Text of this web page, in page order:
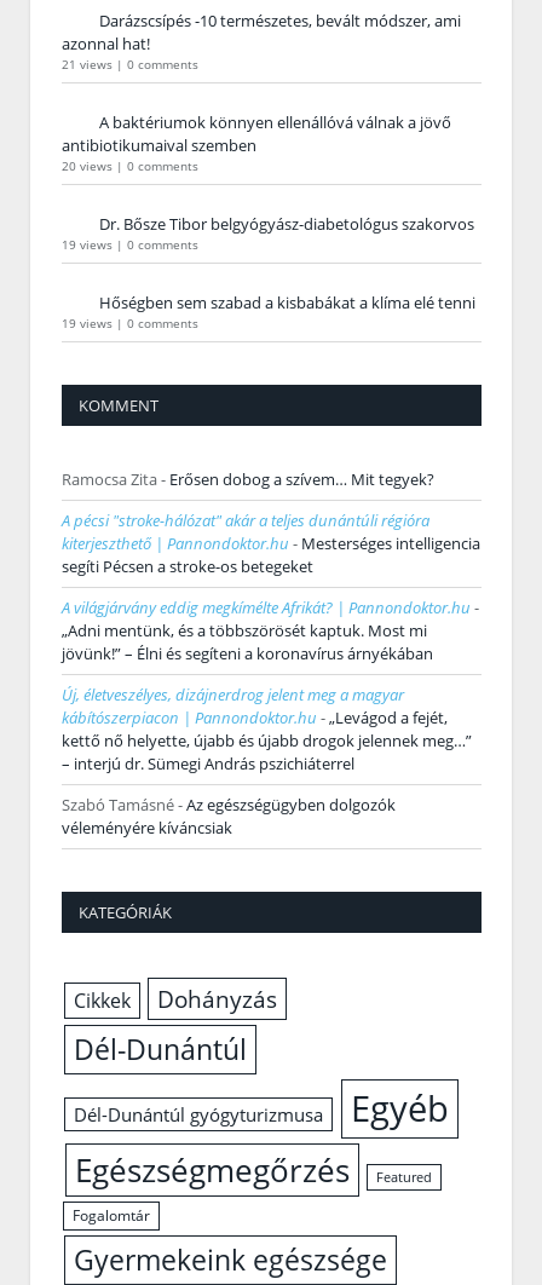
Darázscsípés -10 természetes, bevált módszer, ami
azonnal hat!
21 views | 0 comments
A baktériumok könnyen ellenállóvá válnak a jövő
antibiotikumaival szemben
20 views | 0 comments
Dr. Bősze Tibor belgyógyász-diabetológus szakorvos
19 views | 0 comments
Hőségben sem szabad a kisbabákat a klíma elé tenni
19 views | 0 comments
KOMMENT
Ramocsa Zita- Erősen dobog a szívem… Mit tegyek?
A pécsi "stroke-hálózat" akár a teljes dunántúli régióra
kiterjeszthető | Pannondoktor.hu - Mesterséges intelligencia
segíti Pécsen a stroke-os betegeket
A világjárvány eddig megkímélte Afrikát? | Pannondoktor.hu -
„Adni mentünk, és a többszörösét kaptuk. Most mi
jövünk!” – Élni és segíteni a koronavírus árnyékában
Új, életveszélyes, dizájnerdrog jelent meg a magyar
kábítószerpiacon | Pannondoktor.hu -„Levágod a fejét,
kettő nő helyette, újabb és újabb drogok jelennek meg…”
– interjú dr. Sümegi András pszichiáterrel
Szabó Tamásné-Az egészségügyben dolgozók
véleményére kíváncsiak
KATEGÓRIÁK
Cikkek Dohányzás
Dél-Dunántúl
Dél-Dunántúl gyógyturizmusa Egyéb
Egészségmegőrzés Featured
Fogalomtár
Gyermekeink egészsége